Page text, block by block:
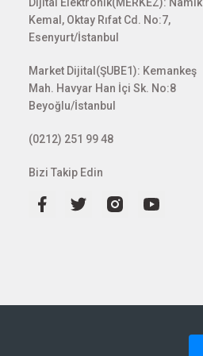
Kemal, Oktay Rıfat Cd. No:7,
Esenyurt/İstanbul
Market Dijital(ŞUBE1): Kemankeş
Mah. Havyar Han İçi Sk. No:8
Beyoğlu/İstanbul
(0212) 251 99 48
Bizi Takip Edin